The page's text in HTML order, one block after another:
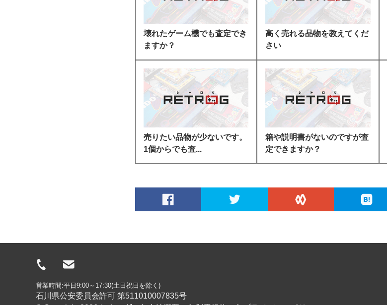
壊れたゲーム機でも査定でき
ますか？
高く売れる品物を教えてくだ
さい
売りたい品物が少ないです。
1個からでも査...
箱や説明書がないのですが査
定できますか？
営業時間:平日9:00～17:30(土日祝日を除く)
石川県公安委員会許可 第511010007835号